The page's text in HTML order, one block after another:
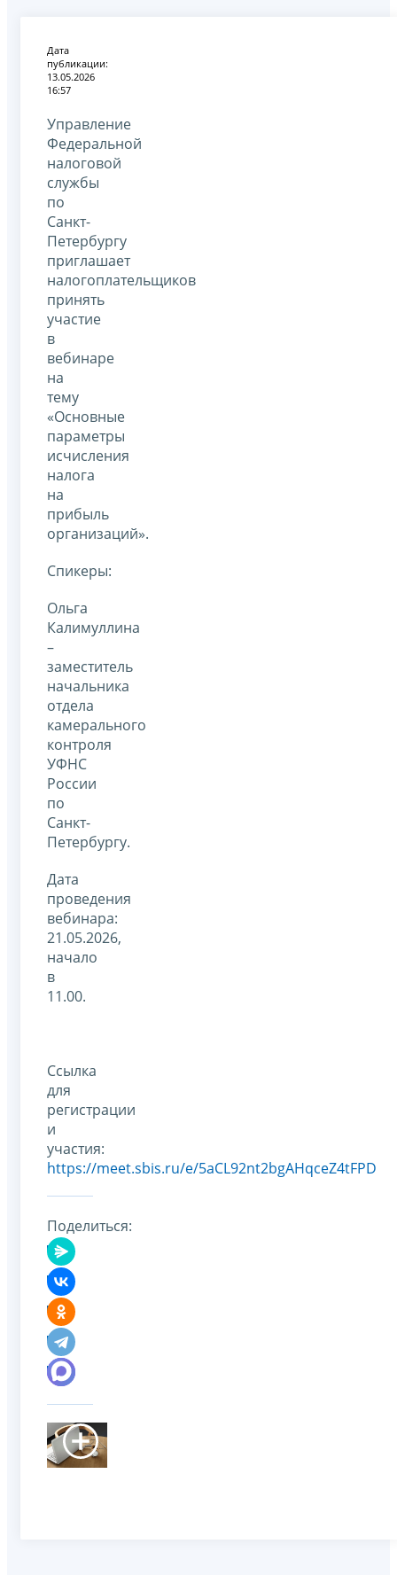
Дата
публикации:
13.05.2026
16:57
Управление
Федеральной
налоговой
службы
по
Санкт-
Петербургу
приглашает
налогоплательщиков
принять
участие
в
вебинаре
на
тему
«Основные
параметры
исчисления
налога
на
прибыль
организаций».
Спикеры:
Ольга
Калимуллина
–
заместитель
начальника
отдела
камерального
контроля
УФНС
России
по
Санкт-
Петербургу.
Дата
проведения
вебинара:
21.05.2026,
начало
в
11.00.
Ссылка
для
регистрации
и
участия:
https://meet.sbis.ru/e/5aCL92nt2bgAHqceZ4tFPD
Поделиться: